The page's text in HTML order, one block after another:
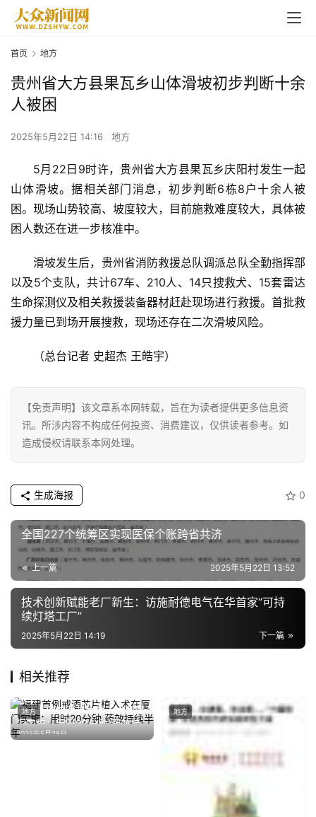
首页 地方
贵州省大方县果瓦乡山体滑坡初步判断十余
人被困
2025年5月22日 14:16 地方
5月22日9时许，贵州省大方县果瓦乡庆阳村发生一起
山体滑坡。据相关部门消息，初步判断6栋8户十余人被
困。现场山势较高、坡度较大，目前施救难度较大，具体被
困人数还在进一步核准中。
滑坡发生后，贵州省消防救援总队调派总队全勤指挥部
以及5个支队，共计67车、210人、14只搜救犬、15套雷达
生命探测仪及相关救援装备器材赶赴现场进行救援。首批救
援力量已到场开展搜救，现场还存在二次滑坡风险。
（总台记者 史超杰 王皓宇）
【免责声明】该文章系本网转载，旨在为读者提供更多信息资
讯。所涉内容不构成任何投资、消费建议，仅供读者参考。如
造成侵权请联系本网处理。
0
生成海报
全国227个统筹区实现医保个账跨省共济
上一篇 2025年5月22日 13:52
技术创新赋能老厂新生：访施耐德电气在华首家“可持
续灯塔工厂”
下一篇
2025年5月22日 14:19
相关推荐
福建首例戒酒芯片植入术在厦
门实施：用时20分钟 药效持
续半年
2025年5月28日
地方 地方